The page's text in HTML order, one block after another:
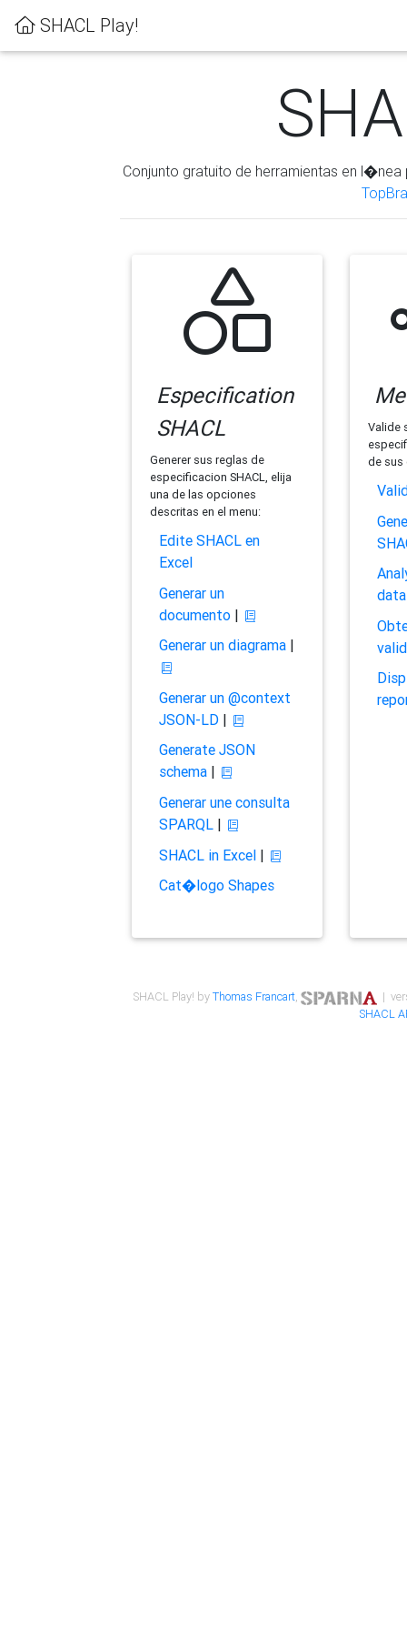
SHACL Play!
Conjunto gratuito de herramientas en
Especification
SHACL
Generer sus reglas de
especificacion SHACL, elija
una de las opciones
descritas en el menu:
Edite SHACL en
Excel
Generar un
documento|
Generar un diagrama|
Generar un @context
JSON-LD|
Generate JSON
schema|
Generar une consulta
SPARQL|
SHACL in Excel|
Cat�logo Shapes
Valide
de sus
SHACL Play! byThomas Francart,
|
SHACL